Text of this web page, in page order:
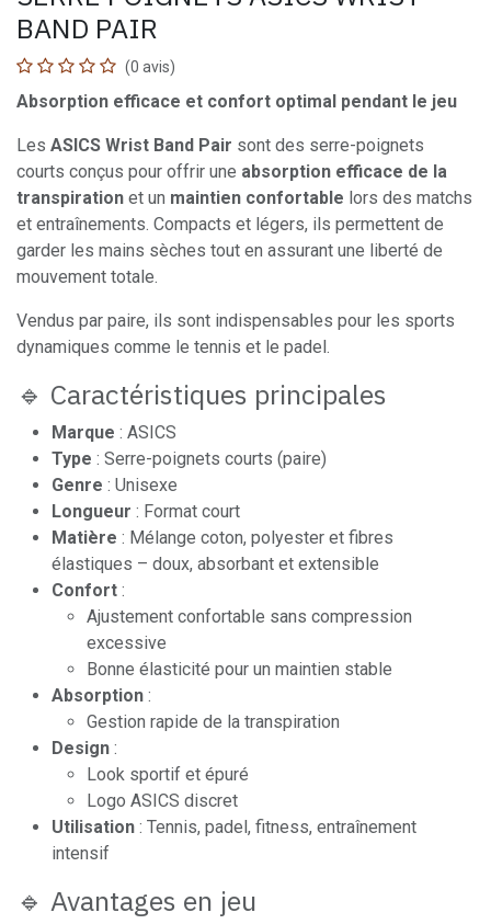
BAND PAIR
(0 avis)
Absorption efficace et confort optimal pendant le jeu
Les ASICS Wrist Band Pair sont des serre-poignets
courts conçus pour offrir une absorption efficace de la
transpiration et un maintien confortable lors des matchs
et entraînements. Compacts et légers, ils permettent de
garder les mains sèches tout en assurant une liberté de
mouvement totale.
Vendus par paire, ils sont indispensables pour les sports
dynamiques comme le tennis et le padel.
🔹 Caractéristiques principales
Marque : ASICS
Type : Serre-poignets courts (paire)
Genre : Unisexe
Longueur : Format court
Matière : Mélange coton, polyester et fibres
élastiques – doux, absorbant et extensible
Confort :
Ajustement confortable sans compression
excessive
Bonne élasticité pour un maintien stable
Absorption :
Gestion rapide de la transpiration
Design :
Look sportif et épuré
Logo ASICS discret
Utilisation : Tennis, padel, fitness, entraînement
intensif
🔹 Avantages en jeu